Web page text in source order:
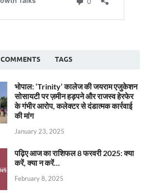
COMMENTS TAGS
भोपाल: ‘Trinity’ कालेज की जयराम एजुकेशन
सोसायटी पर ज़मीन हड़पने और राजस्व हेरफेर
के गंभीर आरोप, कलेक्टर से दंडात्मक कार्रवाई
की मांग
January 23, 2025
पढ़िए आज का राशिफल 8 फरवरी 2025: क्या
करें, क्या न करें…
February 8, 2025